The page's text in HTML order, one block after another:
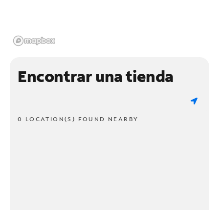
Encontrar una tienda
0 LOCATION(S) FOUND NEARBY